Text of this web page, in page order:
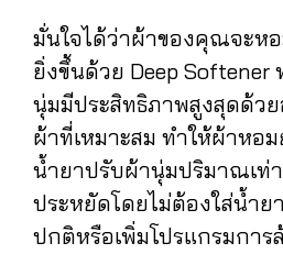
มั่นใจได้ว่าผ้าของคุณจะห
ยิ่งขึ้นด้วย Deep Softener
นุ่มมีประสิทธิภาพสูงสุดด้ว
ผ้าที่เหมาะสม ทำให้ผ้าหอ
น้ำยาปรับผ้านุ่มปริมาณเท่
ประหยัดโดยไม่ต้องใส่น้ำ
ปกติหรือเพิ่มโปรแกรมการ